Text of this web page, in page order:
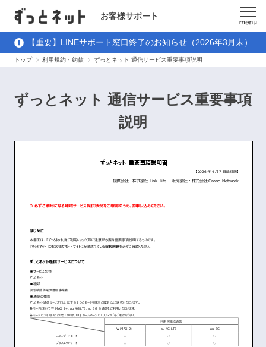
お客様サポート
メニュ
【重要】LINEサポート窓口終了のお知らせ（2026年3月末）
トップ 利用規約・約款 ずっとネット 通信サービス重要事項説明
ずっとネット 通信サービス重要事項
説明